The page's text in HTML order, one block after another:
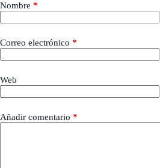
Nombre *
Correo electrónico *
Web
Añadir comentario *